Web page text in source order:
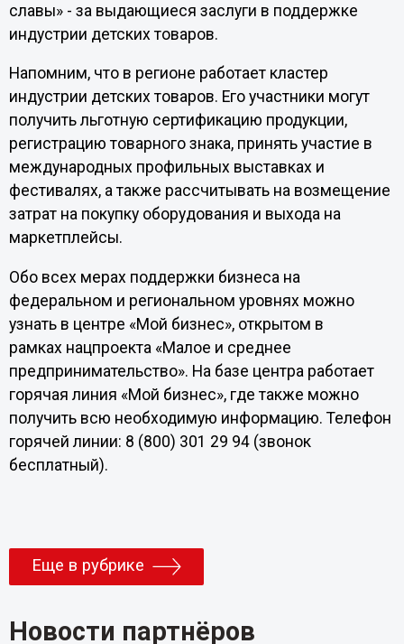
славы» - за выдающиеся заслуги в поддержке
индустрии детских товаров.
Напомним, что в регионе работает кластер
индустрии детских товаров. Его участники могут
получить льготную сертификацию продукции,
регистрацию товарного знака, принять участие в
международных профильных выставках и
фестивалях, а также рассчитывать на возмещение
затрат на покупку оборудования и выхода на
маркетплейсы.
Обо всех мерах поддержки бизнеса на
федеральном и региональном уровнях можно
узнать в центре «Мой бизнес», открытом в
рамках нацпроекта «Малое и среднее
предпринимательство». На базе центра работает
горячая линия «Мой бизнес», где также можно
получить всю необходимую информацию. Телефон
горячей линии: 8 (800) 301 29 94 (звонок
бесплатный).
Еще в рубрике
Новости партнёров